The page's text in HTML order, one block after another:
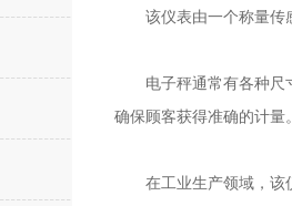
该仪表由一个称量传感
电子秤通常有各种尺寸
确保顾客获得准确的计量
在工业生产领域，该仪